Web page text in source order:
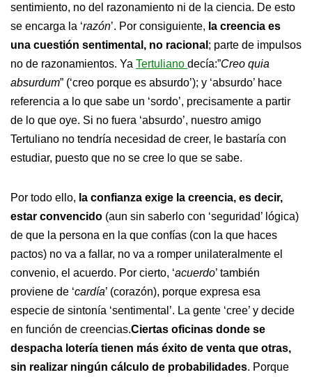
sentimiento, no del razonamiento ni de la ciencia. De esto
se encarga la ‘razón’. Por consiguiente, la creencia es
una cuestión sentimental, no racional ; parte de impulsos
no de razonamientos. Ya Tertuliano decía:”Creo quia
absurdum” (‘creo porque es absurdo’); y ‘absurdo’ hace
referencia a lo que sabe un ‘sordo’, precisamente a partir
de lo que oye. Si no fuera ‘absurdo’, nuestro amigo
Tertuliano no tendría necesidad de creer, le bastaría con
estudiar, puesto que no se cree lo que se sabe.
Por todo ello, la confianza exige la creencia, es decir,
estar convencido (aun sin saberlo con ‘seguridad’ lógica)
de que la persona en la que confías (con la que haces
pactos) no va a fallar, no va a romper unilateralmente el
convenio, el acuerdo. Por cierto, ‘acuerdo’ también
proviene de ‘cardía’ (corazón), porque expresa esa
especie de sintonía ‘sentimental’. La gente ‘cree’ y decide
en función de creencias.Ciertas oficinas donde se
despacha lotería tienen más éxito de venta que otras,
sin realizar ningún cálculo de probabilidades. Porque